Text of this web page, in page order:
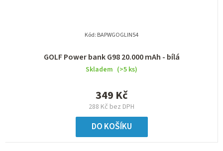
GOLF Power bank G98 20.000 mAh - bílá
Skladem (>5 ks)
288 Kč bez DPH
349 Kč
DO KOŠÍKU
Kód: BAPWGOGLIN54